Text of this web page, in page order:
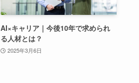
AI×キャリア｜今後10年で求められ
る人材とは？
2025年3月6日